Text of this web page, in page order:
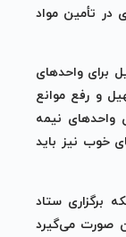
در تأمین مواد
برای واحدهای
و رفع موانع
واحدهای نیمه
خوب نیز باید
برگزاری ستاد
صورت می‌گیرد